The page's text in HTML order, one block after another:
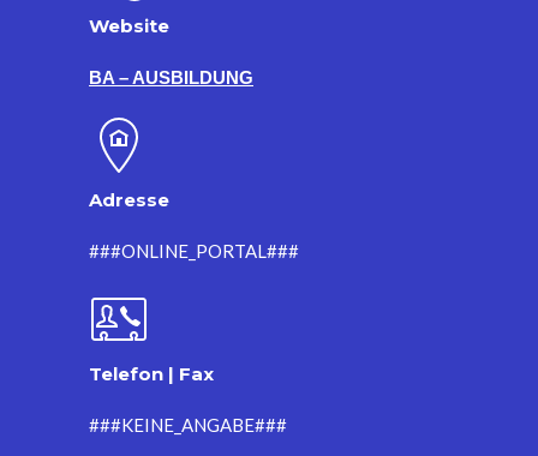
Website
BA – AUSBILDUNG
Adresse
###ONLINE_PORTAL###
Telefon | Fax
###KEINE_ANGABE###